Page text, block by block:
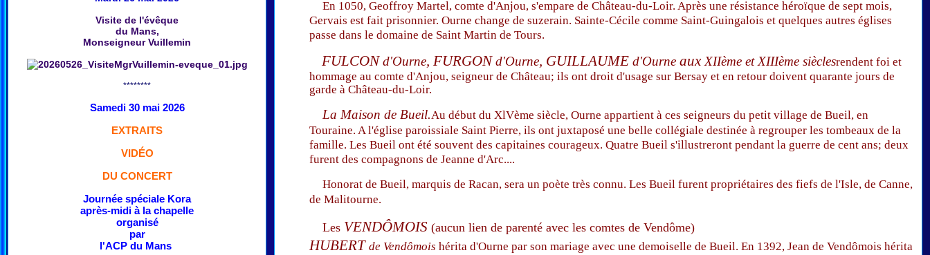
Visite de l'évêque
du Mans,
Monseigneur Vuillemin
********
Samedi 30 mai 2026
EXTRAITS
VIDÉO
DU CONCERT
Journée spéciale Kora
après-midi à la chapelle
organisé
par
l'ACP du Mans
En 1050, Geoffroy Martel, comte d'Anjou, s'empare de Château-du-Loir. Après une résistance héroïque de sept mois,
Gervais est fait prisonnier. Ourne change de suzerain. Sainte-Cécile comme Saint-Guingalois et quelques autres églises
passe dans le domaine de Saint Martin de Tours.
FULCONd'Ourne, FURGONd'Ourne, GUILLAUME d'Ourne auxXIIème et XIIIème sièclesrendent foi et
hommage au comte d'Anjou, seigneur de Château; ils ont droit d'usage sur Bersay et en retour doivent quarante jours de
garde à Château-du-Loir.
La Maison de Bueil.Au début du XlVème siècle, Ourne appartient à ces seigneurs du petit village de Bueil, en
Touraine. A l'église paroissiale Saint Pierre, ils ont juxtaposé une belle collégiale destinée à regrouper les tombeaux de la
famille. Les Bueil ont été souvent des capitaines courageux. Quatre Bueil s'illustreront pendant la guerre de cent ans; deux
furent des compagnons de Jeanne d'Arc....
Honorat de Bueil, marquis de Racan, sera un poète très connu. Les Bueil furent propriétaires des fiefs de l'Isle, de Canne,
de Malitourne.
Les VENDÔMOIS (aucun lien de parenté avec les comtes de Vendôme)
HUBERT de Vendômois hérita d'Ourne par son mariage avec une demoiselle de Bueil. En 1392, Jean de Vendômois hérita